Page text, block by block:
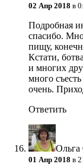
02 Апр 2018 в
Подробная
спасибо.
пищу,
Кстати,
и многих
много
очень.
Ответить
Ольга
01 Апр 2018 в